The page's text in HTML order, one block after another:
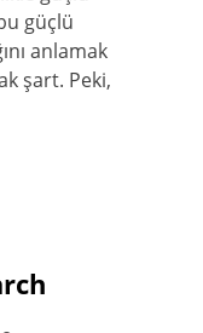
güçlü
anlamak
şart. Peki,